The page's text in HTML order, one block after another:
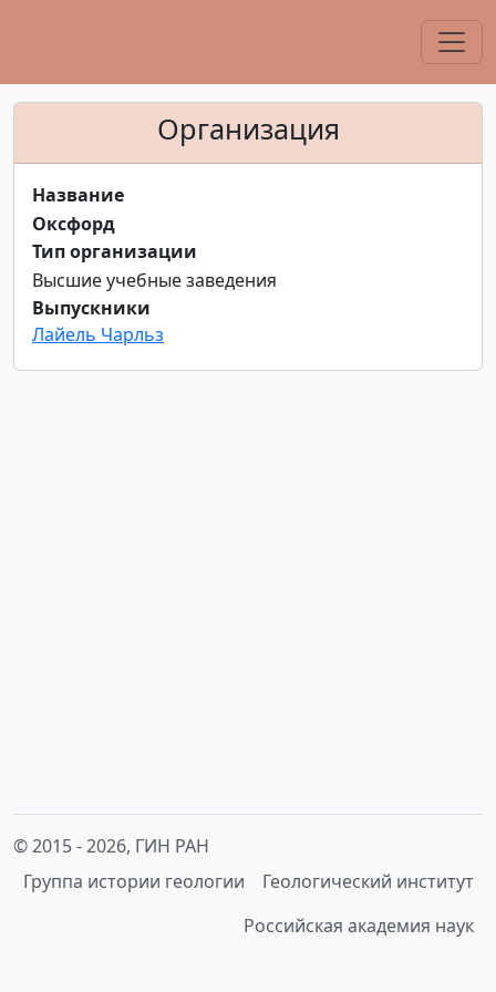
Организация
Название
Оксфорд
Тип организации
Высшие учебные заведения
Выпускники
Лайель Чарльз
© 2015 -2026, ГИН РАН
Группа истории геологии
Геологический институт
Российская академия наук